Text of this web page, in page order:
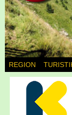
REGION